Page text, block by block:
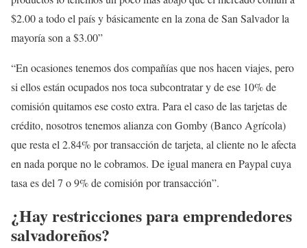
$2.00 a todo el país y básicamente en la zona de San Salvador la
mayoría son a $3.00”
“En ocasiones tenemos dos compañías que nos hacen viajes, pero
si ellos están ocupados nos toca subcontratar y de ese 10% de
comisión quitamos ese costo extra. Para el caso de las tarjetas de
crédito, nosotros tenemos alianza con Gomby (Banco Agrícola)
que resta el 2.84% por transacción de tarjeta, al cliente no le afecta
en nada porque no le cobramos. De igual manera en Paypal cuya
tasa es del 7 o 9% de comisión por transacción”.
¿Hay restricciones para emprendedores
salvadoreños?